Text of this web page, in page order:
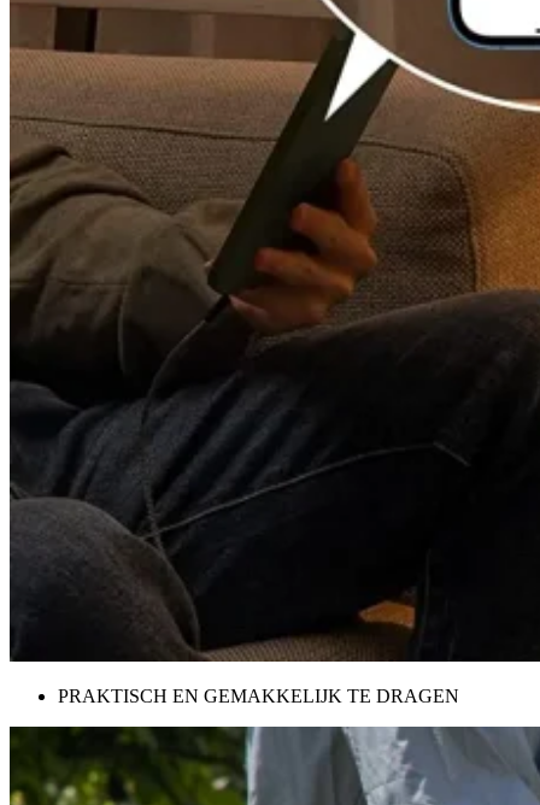
PRAKTISCH EN GEMAKKELIJK TE DRAGEN